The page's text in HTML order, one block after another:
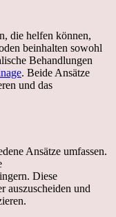
die helfen können,
beinhalten sowohl
Behandlungen
. Beide Ansätze
und das
Ansätze umfassen.
Diese
auszuscheiden und